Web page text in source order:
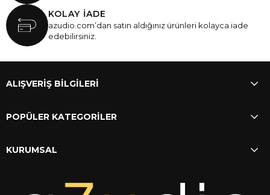
KOLAY İADE
azudio.com’dan satın aldığınız ürünleri kolayca iade
edebilirsiniz.
ALIŞVERİŞ BİLGİLERİ
POPÜLER KATEGORİLER
KURUMSAL